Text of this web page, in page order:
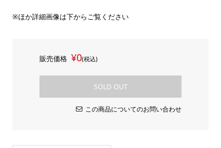
※ほか詳細画像は下からご覧ください
販売価格 ¥0(税込)
SOLD OUT
この商品についてのお問い合わせ